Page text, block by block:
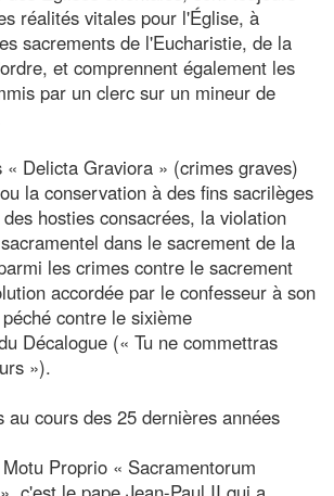
réalités vitales pour l'Église, à
sacrements de l'Eucharistie, de la
et comprennent également les
par un clerc sur un mineur de
« Delicta Graviora » (crimes graves)
la conservation à des fins sacrilèges
hosties consacrées, la violation
dans le sacrement de la
les crimes contre le sacrement
accordée par le confesseur à son
contre le sixième
Décalogue (« Tu ne commettras
»).
au cours des 25 dernières années
Proprio « Sacramentorum